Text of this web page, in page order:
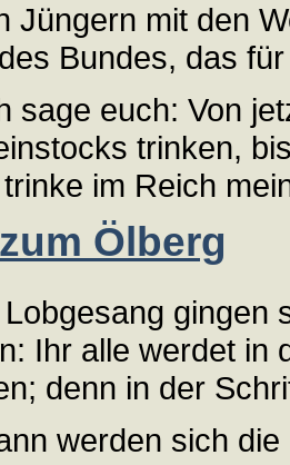
Jüngern mit den
Bundes, das
sage euch: Von
trinken,
im Reich
Ölberg
gingen
Ihr alle werdet in
denn in der
werden sich